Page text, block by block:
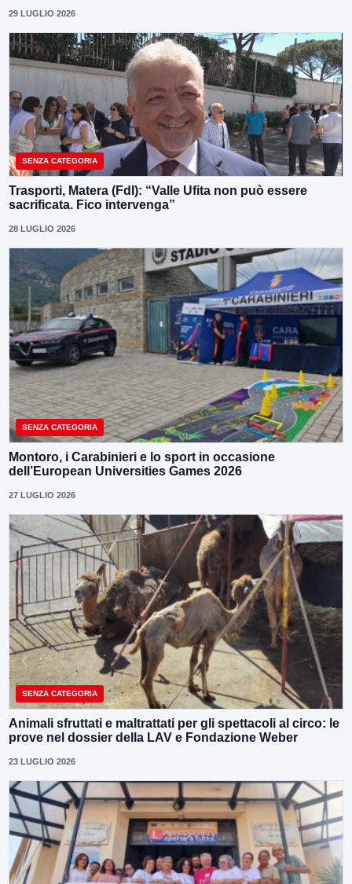
29 LUGLIO 2026
SENZA CATEGORIA
Trasporti, Matera (FdI): “Valle Ufita non può essere
sacrificata. Fico intervenga”
28 LUGLIO 2026
SENZA CATEGORIA
Montoro, i Carabinieri e lo sport in occasione
dell’European Universities Games 2026
27 LUGLIO 2026
SENZA CATEGORIA
Animali sfruttati e maltrattati per gli spettacoli al circo: le
prove nel dossier della LAV e Fondazione Weber
23 LUGLIO 2026